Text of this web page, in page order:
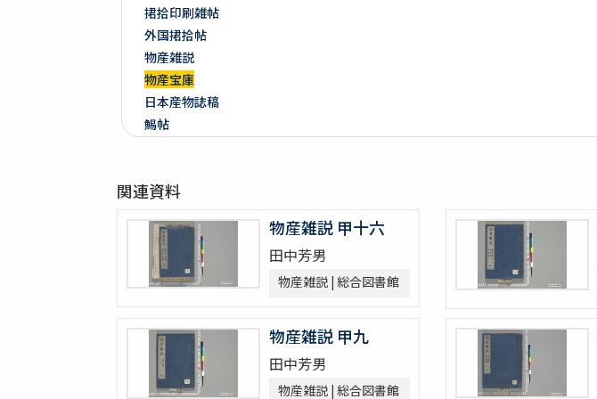
捃拾印刷雑帖
外国捃拾帖
物産雑説
物産宝庫
日本産物誌稿
鯣帖
教草
台湾帖
神都印刷帖附農業館掛図・絵
共進会並水産博覧会帖
繭絲織物陶漆器共進会帖
博物學寫眞圖
鳥類標本及寫眞圖
蟲譜 3巻
雀巣庵禽譜
隨観冩真 20巻 (存4巻)
関連資料
物産雑説 甲十六
田中芳男
物産雑説 | 総合図書館
物産雑説 甲九
田中芳男
物産雑説 | 総合図書館